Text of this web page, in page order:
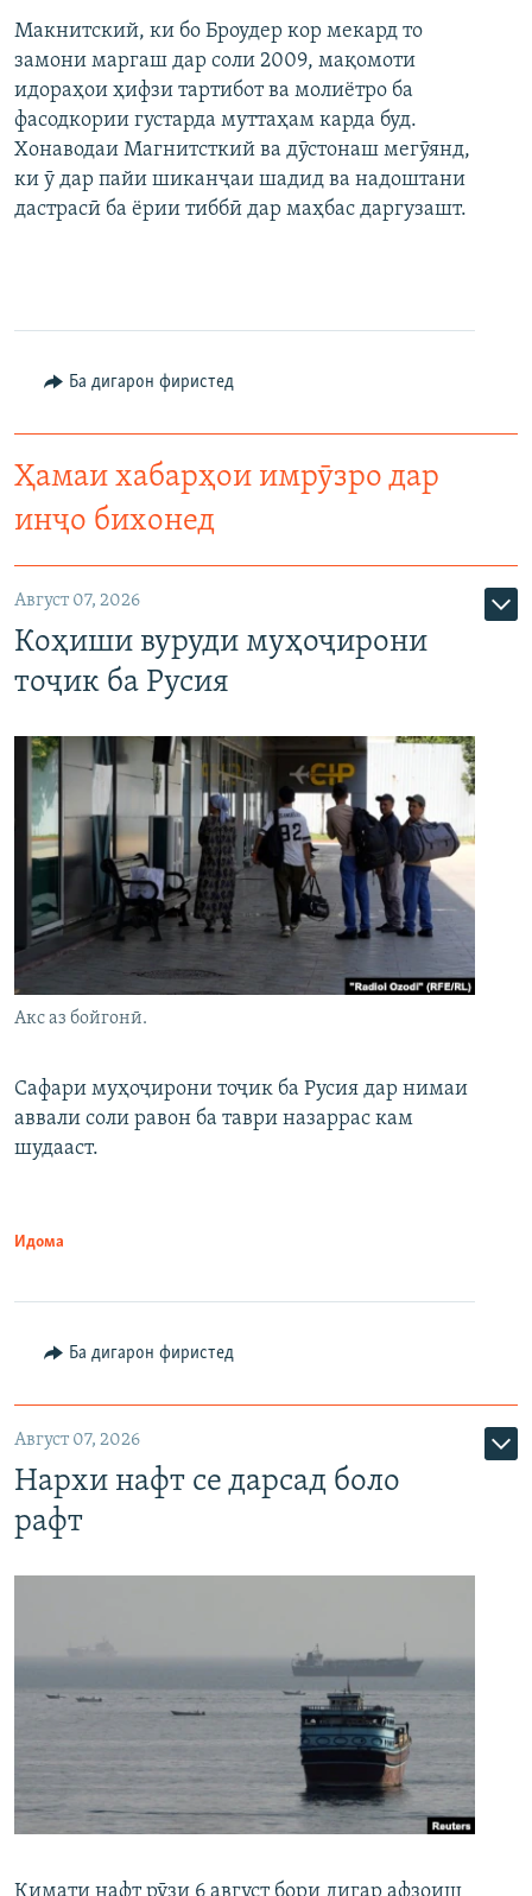
Макнитский, ки бо Броудер кор мекард то
замони маргаш дар соли 2009, мақомоти
идораҳои ҳифзи тартибот ва молиётро ба
фасодкории густарда муттаҳам карда буд.
Хонаводаи Магнитсткий ва дӯстонаш мегӯянд,
ки ӯ дар пайи шиканҷаи шадид ва надоштани
дастрасӣ ба ёрии тиббӣ дар маҳбас даргузашт.
Ба дигарон фиристед
Ҳамаи хабарҳои имрӯзро дар
инҷо бихонед
Август 07, 2026
Коҳиши вуруди муҳоҷирони
тоҷик ба Русия
Акс аз бойгонӣ.
Сафари муҳоҷирони тоҷик ба Русия дар нимаи
аввали соли равон ба таври назаррас кам
шудааст.
Идома
Ба дигарон фиристед
Август 07, 2026
Нархи нафт се дарсад боло
рафт